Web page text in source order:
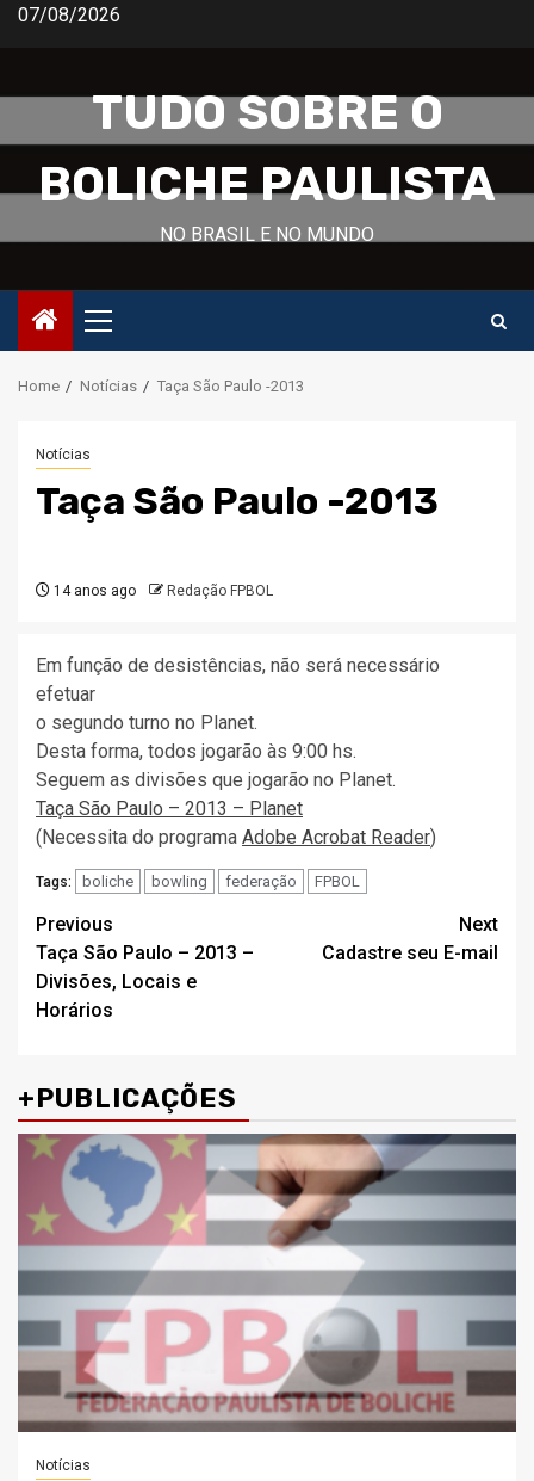
Skip07/08/2026
TUDO SOBRE O
BOLICHE PAULISTA
NO BRASIL E NO MUNDO
Primary
Menu
Home Notícias Taça São Paulo -2013
Notícias
Taça São Paulo -2013
14 anos ago Redação FPBOL
Em função de desistências, não será necessário
efetuar
o segundo turno no Planet.
Desta forma, todos jogarão às 9:00 hs.
Seguem as divisões que jogarão no Planet.
Taça São Paulo – 2013 – Planet
(Necessita do programa Adobe Acrobat Reader)
Tags: boliche bowling federação FPBOL
Post
navigation
Previous
Taça São Paulo – 2013 –
Divisões, Locais e
Horários
Next
Cadastre seu E-mail
+PUBLICAÇÕES
Notícias